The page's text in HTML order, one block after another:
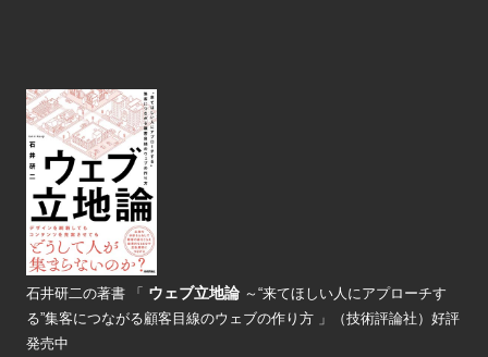
石井研二の著書 「 ウェブ立地論 ～“来てほしい人にアプローチす
る”集客につながる顧客目線のウェブの作り方 」（技術評論社）好評
発売中